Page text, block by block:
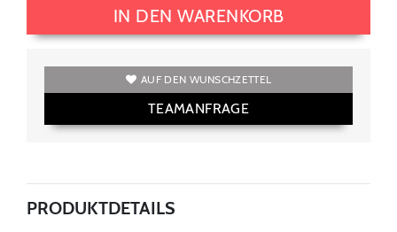
IN DEN WARENKORB
AUF DEN WUNSCHZETTEL
TEAMANFRAGE
PRODUKTDETAILS